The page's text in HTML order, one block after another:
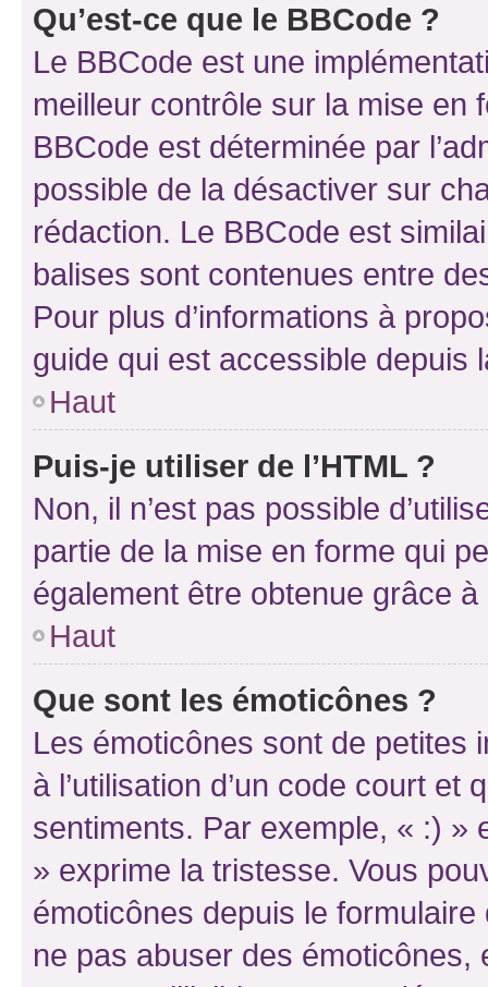
Qu’est-ce que le BBCode ?
Le BBCode est une
meilleur contrôle sur la mise en
BBCode est déterminée par
possible de la désactiver sur
rédaction. Le BBCode est
balises sont contenues entre
Pour plus d’informations à
guide qui est accessible depuis
Haut
Puis-je utiliser de l’HTML ?
Non, il n’est pas possible
partie de la mise en forme qui
également être obtenue grâce à
Haut
Que sont les émoticônes ?
Les émoticônes sont de petites
à l’utilisation d’un code court et
sentiments. Par exemple, « :) »
» exprime la tristesse. Vous
émoticônes depuis le
ne pas abuser des